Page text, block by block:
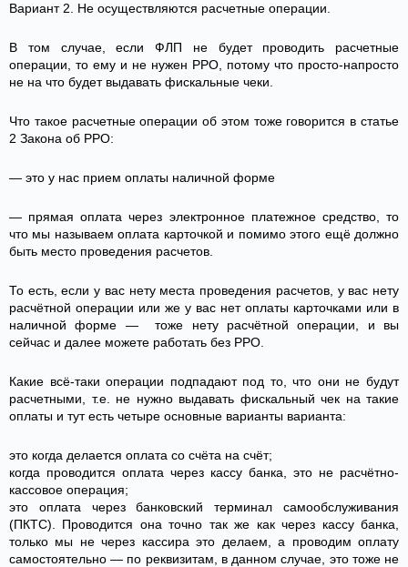
Вариант 2. Не осуществляются расчетные операции.
В том случае, если ФЛП не будет проводить расчетные
операции, то ему и не нужен РРО, потому что просто-напросто
не на что будет выдавать фискальные чеки.
Что такое расчетные операции об этом тоже говорится в статье
2 Закона об РРО:
— это у нас прием оплаты наличной форме
— прямая оплата через электронное платежное средство, то
что мы называем оплата карточкой и помимо этого ещё должно
быть место проведения расчетов.
То есть, если у вас нету места проведения расчетов, у вас нету
расчётной операции или же у вас нет оплаты карточками или в
наличной форме — тоже нету расчётной операции, и вы
сейчас и далее можете работать без РРО.
Какие всё-таки операции подпадают под то, что они не будут
расчетными, т.е. не нужно выдавать фискальный чек на такие
оплаты и тут есть четыре основные варианты варианта:
это когда делается оплата со счёта на счёт;
когда проводится оплата через кассу банка, это не расчётно-
кассовое операция;
это оплата через банковский терминал самообслуживания
(ПКТС). Проводится она точно так же как через кассу банка,
только мы не через кассира это делаем, а проводим оплату
самостоятельно — по реквизитам, в данном случае, это тоже не